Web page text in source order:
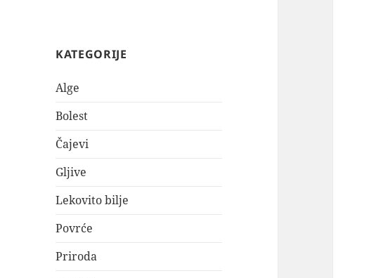
KATEGORIJE
Alge
Bolest
Čajevi
Gljive
Lekovito bilje
Povrće
Priroda